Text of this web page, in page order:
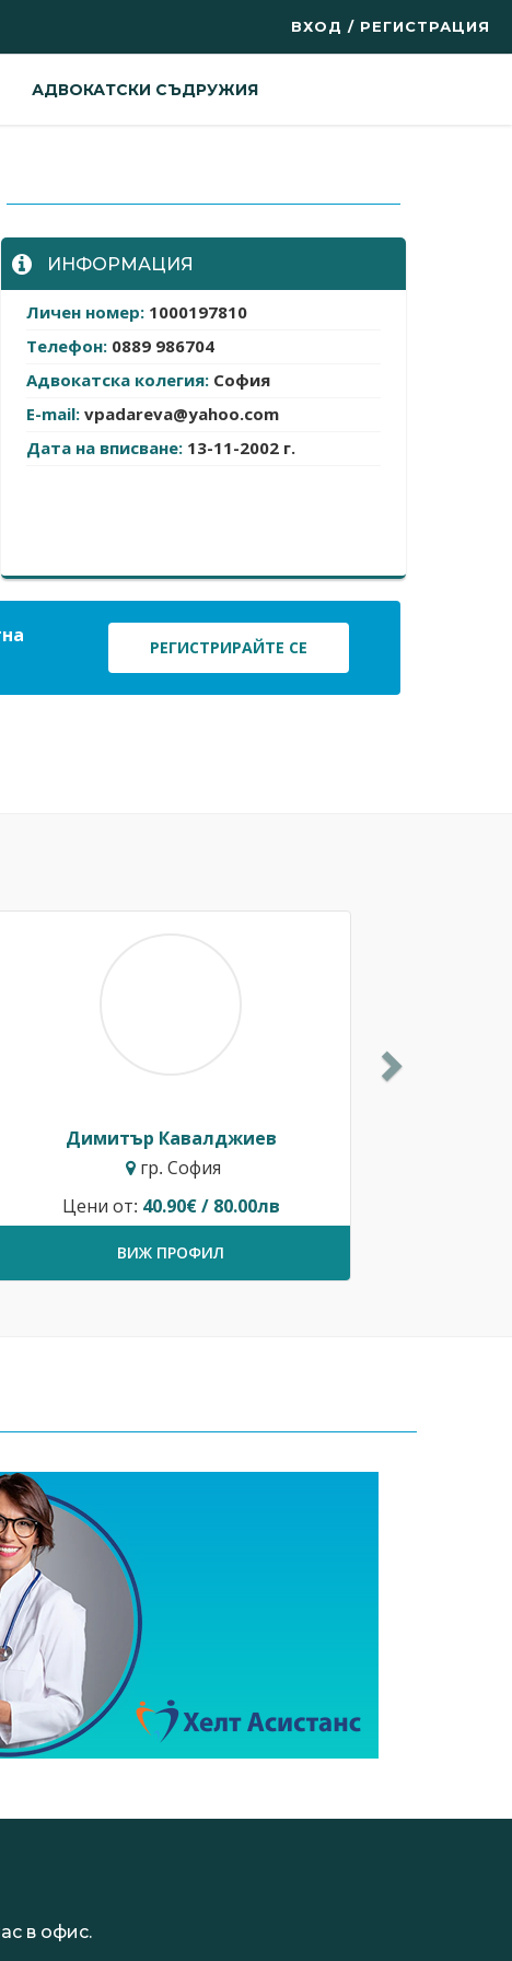
ВХОД / РЕГИСТРАЦИЯ
АДВОКАТСКИ СЪДРУЖИЯ
ИНФОРМАЦИЯ
Личен номер: 1000197810
Телефон: 0889 986704
Адвокатска колегия: София
E-mail: vpadareva@yahoo.com
Дата на вписване: 13-11-2002 г.
РЕГИСТРИРАЙТЕ СЕ
Димитър Кавалджиев
гр. София
Цени от: 40.90€ / 80.00лв
ВИЖ ПРОФИЛ
в офис.